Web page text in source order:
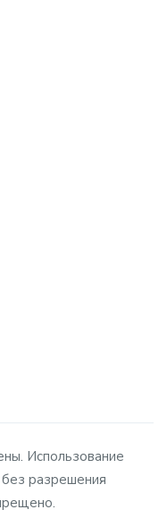
Использование
разрешения